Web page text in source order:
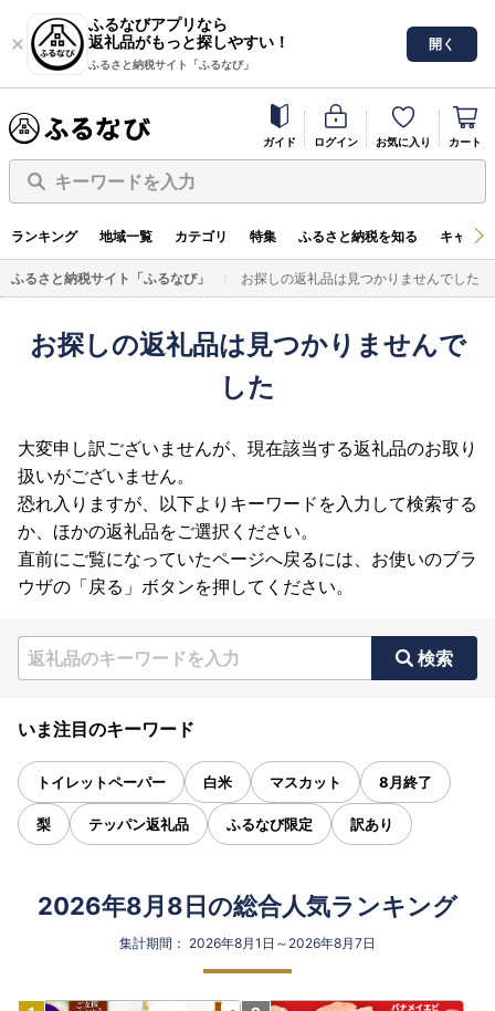
ふるなびアプリなら
返礼品がもっと探しやすい！
ふるさと納税サイト「ふるなび」
開く
ガイド ログイン お気に入り カート
キーワードを入力
ランキング 地域一覧 カテゴリ 特集 ふるさと納税を知る キャン
ふるさと納税サイト「ふるなび」 お探しの返礼品は見つかりませんでした
お探しの返礼品は見つかりませんで
した
大変申し訳ございませんが、現在該当する返礼品のお取り
扱いがございません。
恐れ入りますが、以下よりキーワードを入力して検索する
か、ほかの返礼品をご選択ください。
直前にご覧になっていたページへ戻るには、お使いのブラ
ウザの「戻る」ボタンを押してください。
検索
いま注目のキーワード
トイレットペーパー 白米 マスカット 8月終了
梨 テッパン返礼品 ふるなび限定 訳あり
2026年8月8日の総合人気ランキング
集計期間： 2026年8月1日～2026年8月7日